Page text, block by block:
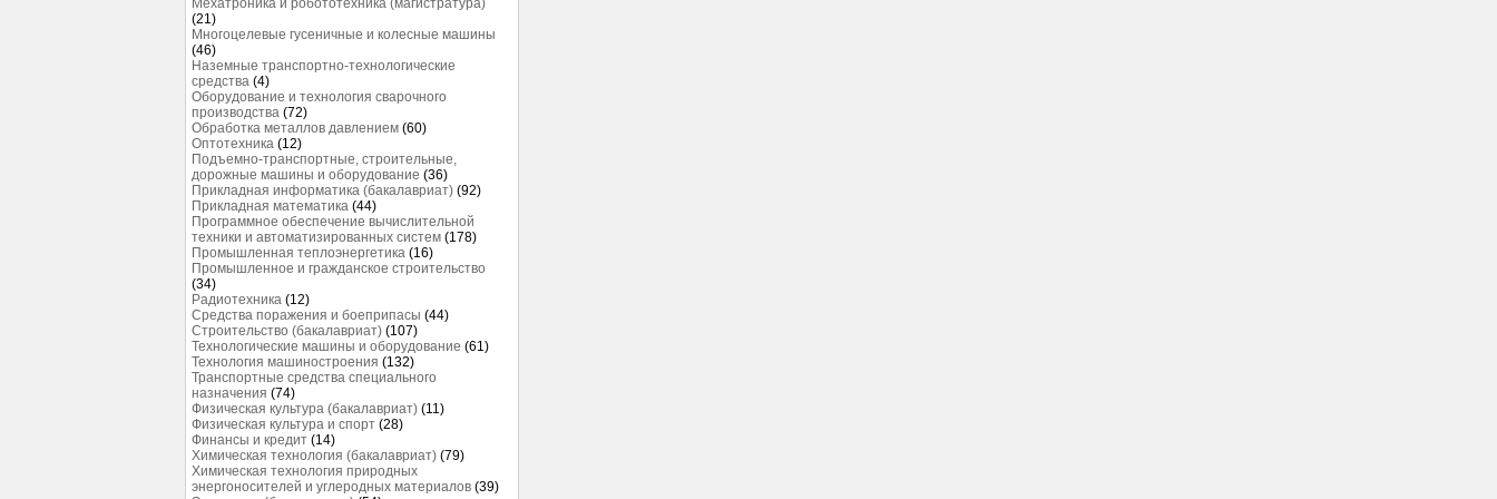
Мехатроника и робототехника (магистратура)
(21)
Многоцелевые гусеничные и колесные машины
(46)
Наземные транспортно-технологические
средства (4)
Оборудование и технология сварочного
производства (72)
Обработка металлов давлением (60)
Оптотехника (12)
Подъемно-транспортные, строительные,
дорожные машины и оборудование (36)
Прикладная информатика (бакалавриат) (92)
Прикладная математика (44)
Программное обеспечение вычислительной
техники и автоматизированных систем (178)
Промышленная теплоэнергетика (16)
Промышленное и гражданское строительство
(34)
Радиотехника (12)
Средства поражения и боеприпасы (44)
Строительство (бакалавриат) (107)
Технологические машины и оборудование (61)
Технология машиностроения (132)
Транспортные средства специального
назначения (74)
Физическая культура (бакалавриат) (11)
Физическая культура и спорт (28)
Финансы и кредит (14)
Химическая технология (бакалавриат) (79)
Химическая технология природных
энергоносителей и углеродных материалов (39)